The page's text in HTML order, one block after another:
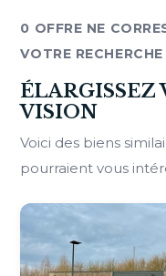
0 OFFRE NE
VOTRE RECHERCHE
ÉLARGISSEZ
VISION
Voici des biens
pourraient vous